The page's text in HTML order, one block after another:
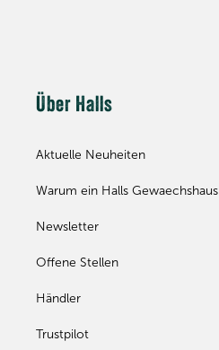
Über Halls
Aktuelle Neuheiten
Warum ein Halls Gewaechshaus
Newsletter
Offene Stellen
Händler
Trustpilot